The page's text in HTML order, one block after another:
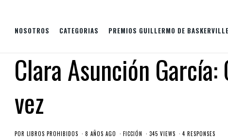
NOSOTROS CATEGORIAS PREMIOS GUILLERMO DE BASKERVILLE
Clara Asunción
vez
POR LIBROS PROHIBIDOS 8 AÑOS AGO FICCIÓN 345 VIEWS 4 RESPONSES